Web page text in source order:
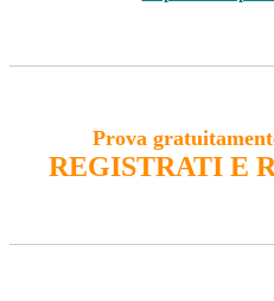
Prova
REGISTRATI E